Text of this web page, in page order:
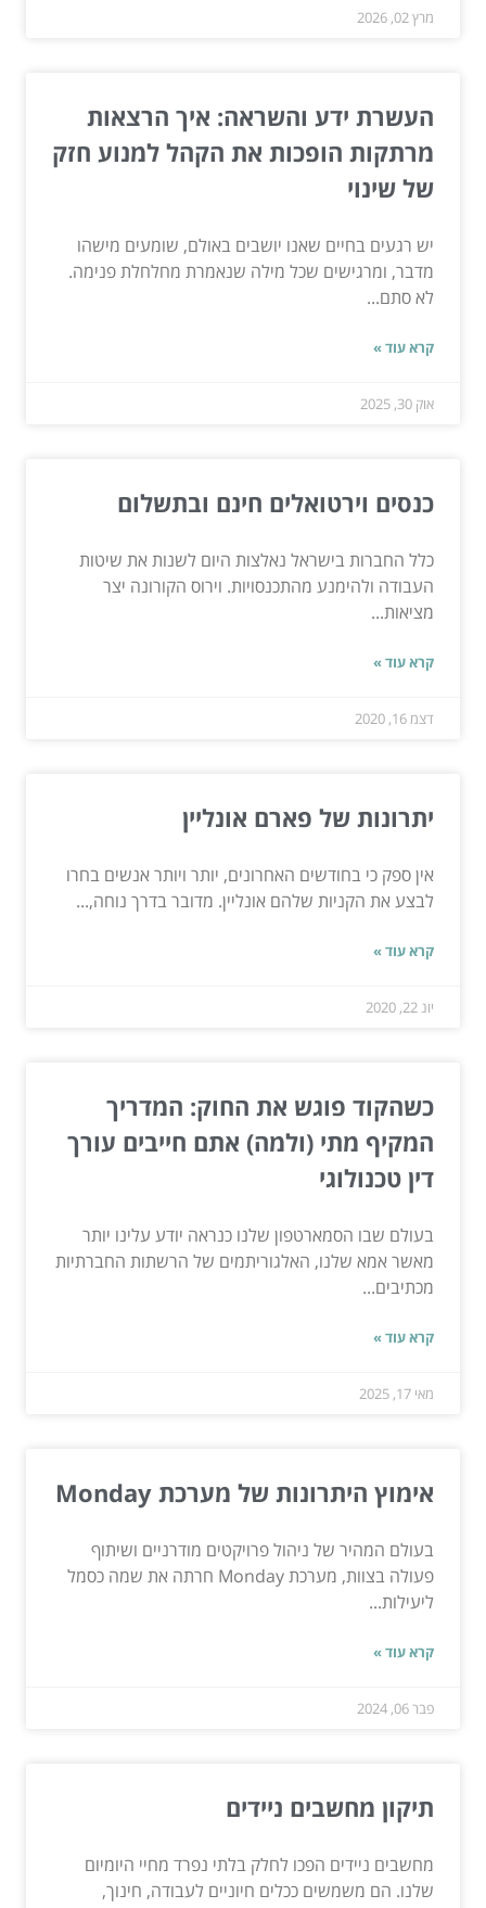
מרץ 02, 2026
העשרת ידע והשראה: איך הרצאות
מרתקות הופכות את הקהל למנוע חזק
של שינוי
יש רגעים בחיים שאנו יושבים באולם, שומעים מישהו
מדבר, ומרגישים שכל מילה שנאמרת מחלחלת פנימה.
לא סתם...
קרא עוד »
אוק 30, 2025
כנסים וירטואלים חינם ובתשלום
כלל החברות בישראל נאלצות היום לשנות את שיטות
העבודה ולהימנע מהתכנסויות. וירוס הקורונה יצר
מציאות...
קרא עוד »
דצמ 16, 2020
יתרונות של פארם אונליין
אין ספק כי בחודשים האחרונים, יותר ויותר אנשים בחרו
לבצע את הקניות שלהם אונליין. מדובר בדרך נוחה,...
קרא עוד »
יונ 22, 2020
כשהקוד פוגש את החוק: המדריך
המקיף מתי (ולמה) אתם חייבים עורך
דין טכנולוגי
בעולם שבו הסמארטפון שלנו כנראה יודע עלינו יותר
מאשר אמא שלנו, האלגוריתמים של הרשתות החברתיות
מכתיבים...
קרא עוד »
מאי 17, 2025
אימוץ היתרונות של מערכת Monday
בעולם המהיר של ניהול פרויקטים מודרניים ושיתוף
פעולה בצוות, מערכת Monday חרתה את שמה כסמל
ליעילות...
קרא עוד »
פבר 06, 2024
תיקון מחשבים ניידים
מחשבים ניידים הפכו לחלק בלתי נפרד מחיי היומיום
שלנו. הם משמשים ככלים חיוניים לעבודה, חינוך,